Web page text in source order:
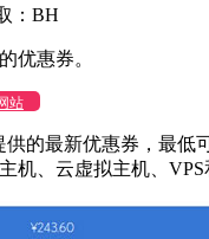
： BH
优惠券。
站
供的最新优惠券，最低
机、云虚拟主机、VPS